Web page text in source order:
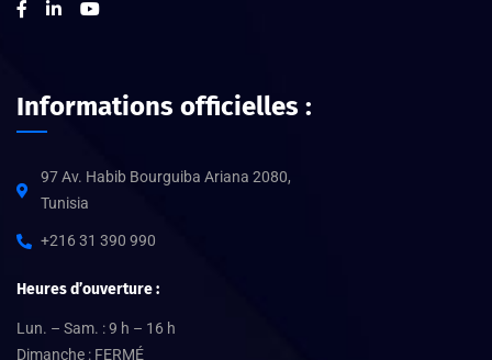
Informations officielles :
97 Av. Habib Bourguiba Ariana 2080,
Tunisia
+216 31 390 990
Heures d’ouverture :
Lun. – Sam. : 9 h – 16 h
Dimanche : FERMÉ